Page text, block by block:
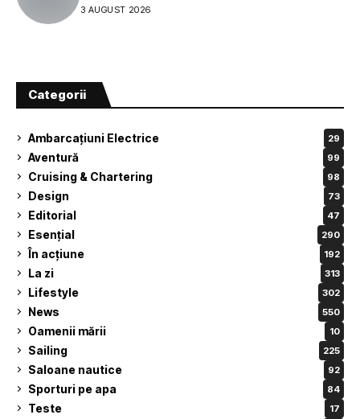
3 AUGUST 2026
Categorii
Ambarcațiuni Electrice 29
Aventură 99
Cruising & Chartering 98
Design 73
Editorial 47
Esențial 290
În acțiune 192
La zi 313
Lifestyle 302
News 550
Oamenii mării 10
Sailing 225
Saloane nautice 92
Sporturi pe apa 84
Teste 17